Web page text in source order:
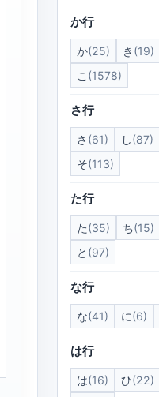
か行
か(25) き (19)
こ (1578)
さ行
さ (61) し(87)
そ(113)
た行
た(35) ち(15)
と (97)
な行
な(41) に(6)
は行
は(16) ひ(22)